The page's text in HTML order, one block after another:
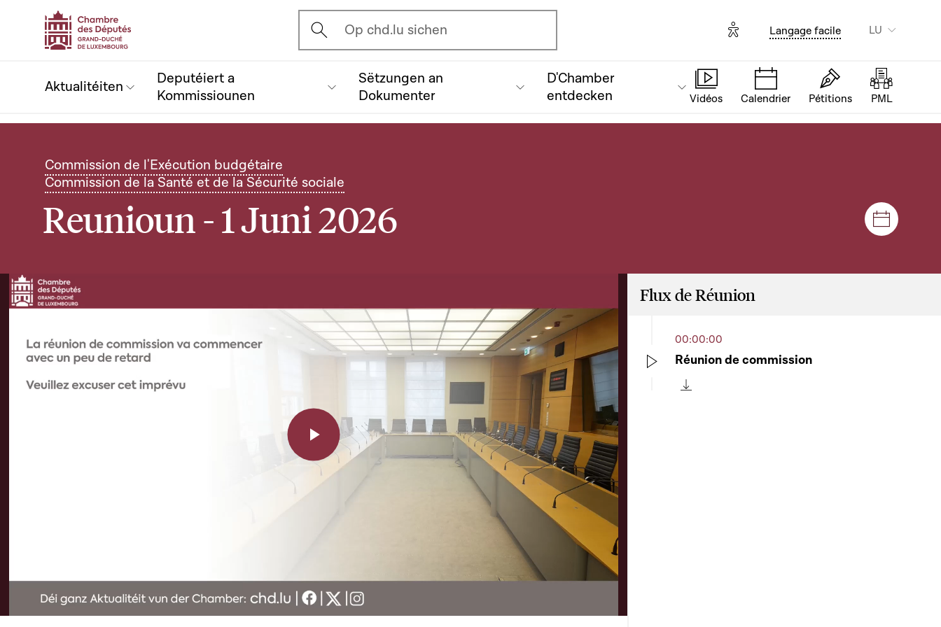
Ouvrir l'écran de recherche
Op chd.lu sichen Options d'accessibilité
Langage facile LU
Aktualitéiten
Deputéiert a
Kommissiounen
Sëtzungen an
Dokumenter
D'Chamber
entdecken
Vidéos Calendrier Pétitions PML
Commission de l'Exécution budgétaire
Commission de la Santé et de la Sécurité sociale
Reunioun - 1 Juni 2026
Play
Video
Flux de Réunion
00:00:00
Réunion de commission